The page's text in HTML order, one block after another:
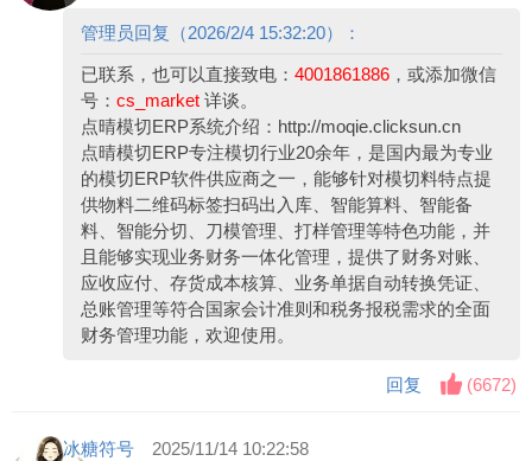
管理员回复（2026/2/4 15:32:20）：
已联系，也可以直接致电：4001861886 ，或添加微信
号：cs_market 详谈。
点晴模切ERP系统介绍： http://moqie.clicksun.cn
点晴模切ERP专注模切行业20余年，是国内最为专业
的模切ERP软件供应商之一，能够针对模切料特点提
供物料二维码标签扫码出入库、智能算料、智能备
料、智能分切、刀模管理、打样管理等特色功能，并
且能够实现业务财务一体化管理，提供了财务对账、
应收应付、存货成本核算、业务单据自动转换凭证、
总账管理等符合国家会计准则和税务报税需求的全面
财务管理功能，欢迎使用。
回复 (6672)
冰糖符号
2025/11/14 10:22:58